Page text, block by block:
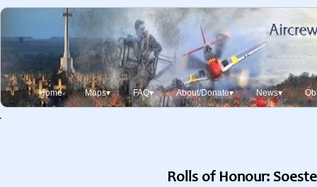
Home Maps▾ FAQ▾ About/Donate▾ News▾
Rolls of Honour: